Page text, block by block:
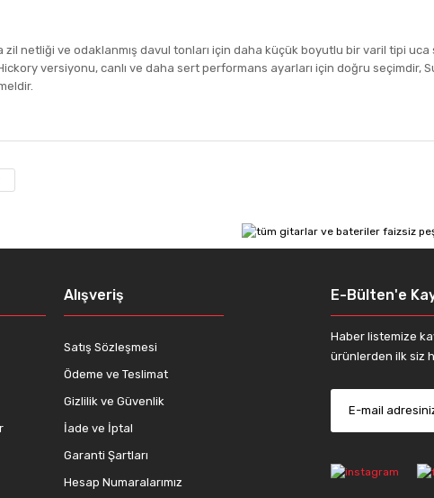
zil netliği ve odaklanmış davul tonları için daha küçük boyutlu bir varil tipi uca
versiyonu, canlı ve daha sert performans ayarları için doğru seçimdir,
Alışveriş
Satış Sözleşmesi
Ödeme ve Teslimat
Gizlilik ve Güvenlik
İade ve İptal
Garanti Şartları
Hesap Numaralarımız
E-Bülten'e
Haber listemize
ürünlerden ilk siz